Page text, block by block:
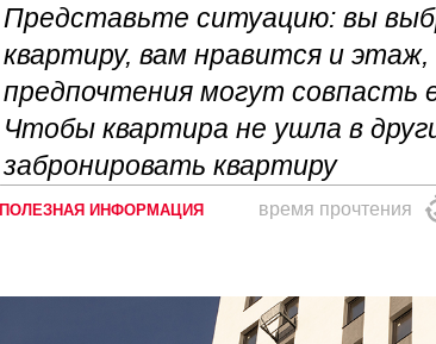
ПОЛЕЗНАЯ ИНФОРМАЦИЯ время прочтения
Представьте ситуацию: вы
квартиру, вам нравится и этаж,
предпочтения могут совпасть
Чтобы квартира не ушла в
забронировать квартиру